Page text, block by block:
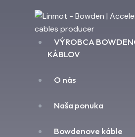
VÝROBCA
KÁBLOV
O nás
Naša ponuka
Bowdenove káble